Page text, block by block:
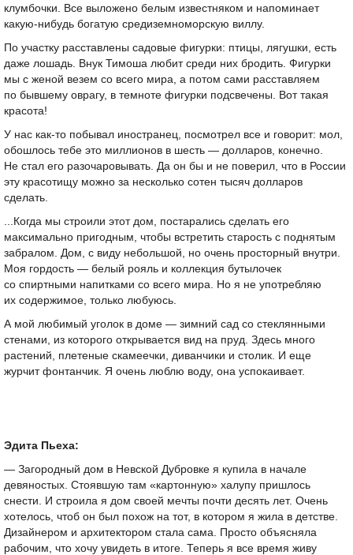
клумбочки. Все выложено белым известняком и напоминает
какую-нибудь богатую средиземноморскую виллу.
По участку расставлены садовые фигурки: птицы, лягушки, есть
даже лошадь. Внук Тимоша любит среди них бродить. Фигурки
мы с женой везем со всего мира, а потом сами расставляем
по бывшему оврагу, в темноте фигурки подсвечены. Вот такая
красота!
У нас как-то побывал иностранец, посмотрел все и говорит: мол,
обошлось тебе это миллионов в шесть — долларов, конечно.
Не стал его разочаровывать. Да он бы и не поверил, что в России
эту красотищу можно за несколько сотен тысяч долларов
сделать.
...Когда мы строили этот дом, постарались сделать его
максимально пригодным, чтобы встретить старость с поднятым
забралом. Дом, с виду небольшой, но очень просторный внутри.
Моя гордость — белый рояль и коллекция бутылочек
со спиртными напитками со всего мира. Но я не употребляю
их содержимое, только любуюсь.
А мой любимый уголок в доме — зимний сад со стеклянными
стенами, из которого открывается вид на пруд. Здесь много
растений, плетеные скамеечки, диванчики и столик. И еще
журчит фонтанчик. Я очень люблю воду, она успокаивает.
Эдита Пьеха:
— Загородный дом в Невской Дубровке я купила в начале
девяностых. Стоявшую там «картонную» халупу пришлось
снести. И строила я дом своей мечты почти десять лет. Очень
хотелось, чтоб он был похож на тот, в котором я жила в детстве.
Дизайнером и архитектором стала сама. Просто объясняла
рабочим, что хочу увидеть в итоге. Теперь я все время живу